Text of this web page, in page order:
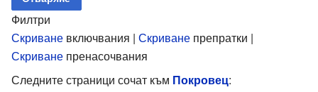
Филтри
Скриване включвания | Скриване препратки |
Скриване пренасочвания
Следните страници сочат към Покровец: